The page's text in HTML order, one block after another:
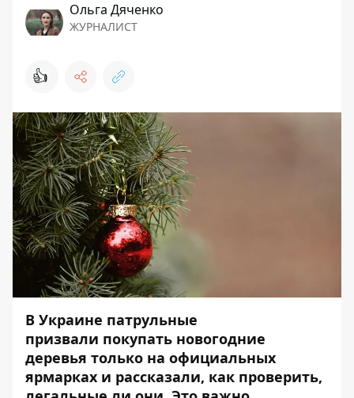
Ольга Дяченко
ЖУРНАЛИСТ
👍
В Украине патрульные
призвали покупать новогодние
деревья только на официальных
ярмарках и рассказали, как проверить,